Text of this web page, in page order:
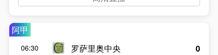
阿甲
06:30
罗萨里奥中央
0